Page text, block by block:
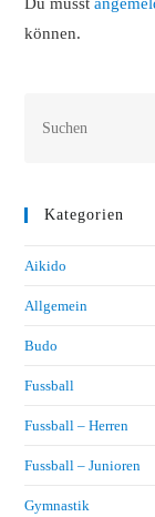
können.
Kategorien
Aikido
Allgemein
Budo
Fussball
Fussball – Herren
Fussball – Junioren
Gymnastik